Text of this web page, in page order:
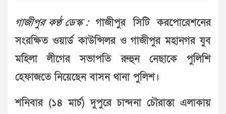
গাজীপুর কণ্ঠ ডেস্ক :গাজীপুর সিটি করপোরেশনের
সংরক্ষিত ওয়ার্ড কাউন্সিলর ও গাজীপুর মহানগর যুব
মহিলা লীগের সভাপতি রুহুন নেছাকে পুলিশি
হেফাজতে নিয়েছেন বাসন থানা পুলিশ।
শনিবার (১৪ মার্চ) দুপুরে চান্দনা চৌরাস্তা এলাকায়